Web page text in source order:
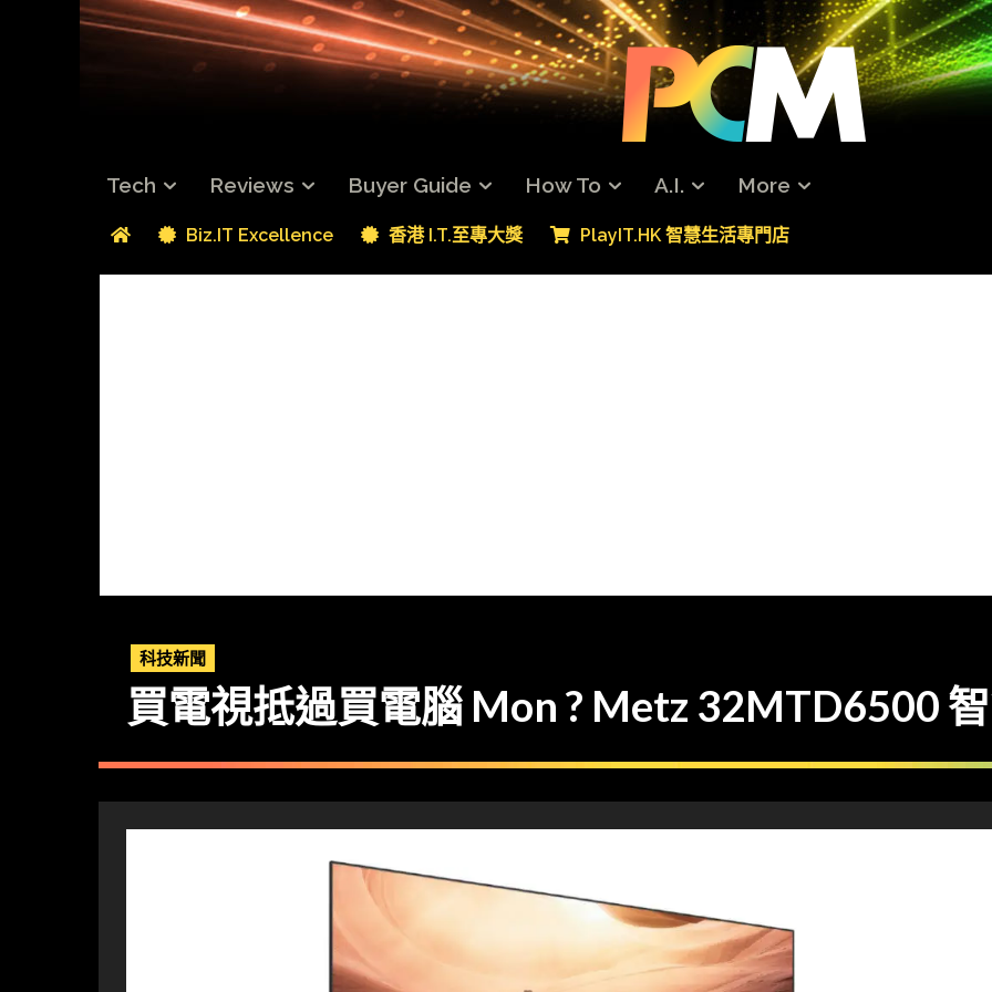
Tech Reviews Buyer Guide How To A.I. More
Biz.IT Excellence 香港 I.T.至專大獎 PlayIT.HK 智慧生活專門店
科技新聞
買電視抵過買電腦 Mon ? Metz 32MTD6500